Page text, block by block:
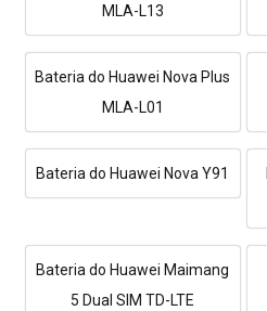
MLA-L13
Bateria do Huawei Nova Plus
MLA-L01
Bateria do Huawei Nova Y91
Bateria do Huawei Maimang
5 Dual SIM TD-LTE